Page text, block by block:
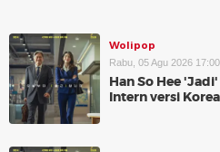
Wolipop
Rabu, 05 Agu 2026
Han So Hee
Intern versi